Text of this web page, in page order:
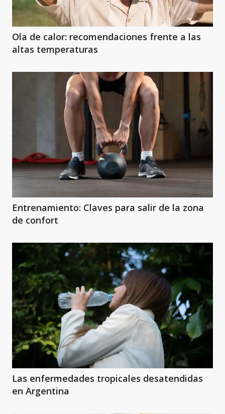
Ola de calor: recomendaciones frente a las
altas temperaturas
Entrenamiento: Claves para salir de la zona
de confort
Las enfermedades tropicales desatendidas
en Argentina